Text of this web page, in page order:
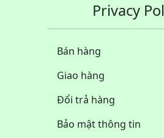
Privacy
Bán hàng
Giao hàng
Đổi trả hàng
Bảo mật thông tin